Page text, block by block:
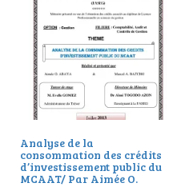
Analyse de la
consommation des crédits
d’investissement public du
MCAAT/ Par Aimée O.